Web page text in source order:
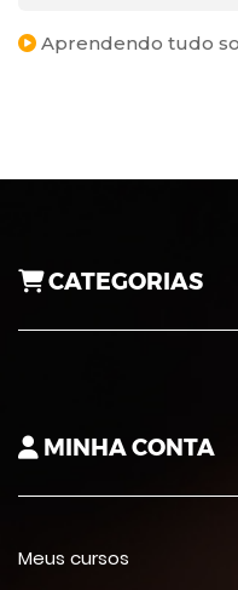
Aprendendo tudo
CATEGORIAS
MINHA CONTA
Meus cursos